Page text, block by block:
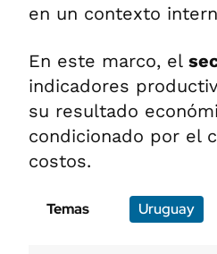
en un contexto
En este marco, el
indicadores
su resultado
condicionado por el
costos.
Temas Uruguay